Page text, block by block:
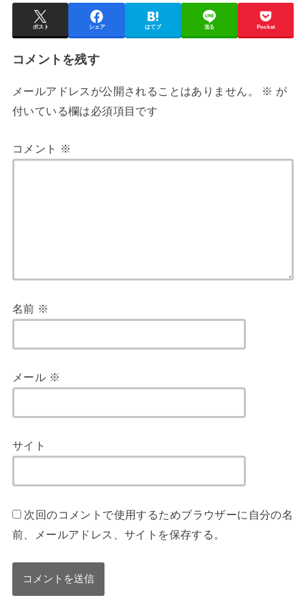
ポスト シェア はてブ 送る Pocket
コメントを残す
メールアドレスが公開されることはありません。 ※ が
付いている欄は必須項目です
コメント ※
名前 ※
メール ※
サイト
次回のコメントで使用するためブラウザーに自分の名
前、メールアドレス、サイトを保存する。